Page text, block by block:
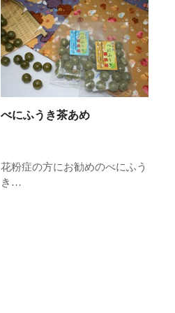
べにふうき茶あめ
花粉症の方にお勧めのべにふう
き…